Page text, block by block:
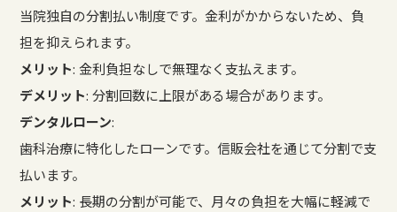
当院独自の分割払い制度です。金利がかからないため、負
担を抑えられます。
メリット: 金利負担なしで無理なく支払えます。
デメリット: 分割回数に上限がある場合があります。
デンタルローン:
歯科治療に特化したローンです。信販会社を通じて分割で支
払います。
メリット: 長期の分割が可能で、月々の負担を大幅に軽減で